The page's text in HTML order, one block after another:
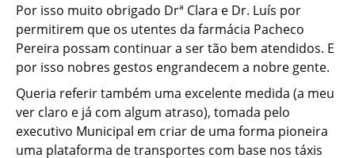
Por isso muito obrigado Drª Clara e Dr. Luís por
permitirem que os utentes da farmácia Pacheco
Pereira possam continuar a ser tão bem atendidos. E
por isso nobres gestos engrandecem a nobre gente.
Queria referir também uma excelente medida (a meu
ver claro e já com algum atraso), tomada pelo
executivo Municipal em criar de uma forma pioneira
uma plataforma de transportes com base nos táxis